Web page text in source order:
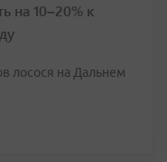
на 10–20% к
лосося на Дальнем